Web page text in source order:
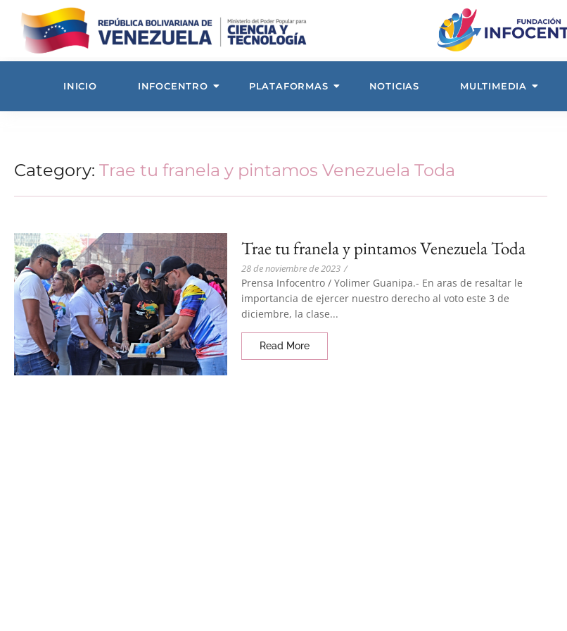
INICIO INFOCENTRO PLATAFORMAS NOTICIAS MULTIMEDIA
Category: Trae tu franela y pintamos Venezuela Toda
Trae tu franela y pintamos Venezuela Toda
28 de noviembre de 2023 /
Prensa Infocentro / Yolimer Guanipa.- En aras de resaltar le
importancia de ejercer nuestro derecho al voto este 3 de
diciembre, la clase...
Read More